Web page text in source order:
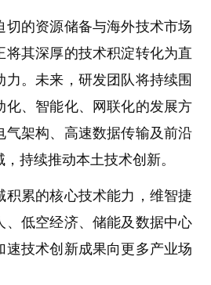
切的资源储备与海外技术市场
将其深厚的技术积淀转化为直
。未来，研发团队将持续围
化、智能化、网联化的发展方
气架构、高速数据传输及前沿
持续推动本土技术创新。
积累的核心技术能力，维智捷
、低空经济、储能及数据中心
速技术创新成果向更多产业场